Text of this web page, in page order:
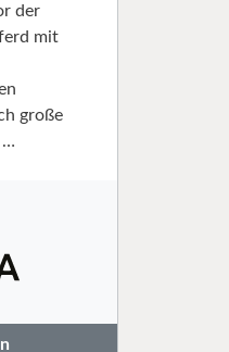
der
mit
große
…